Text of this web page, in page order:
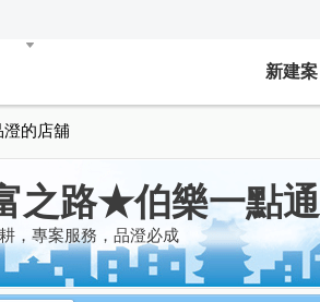
新建案
澄的店舖
之路★伯樂一點通
，專案服務，品澄必成